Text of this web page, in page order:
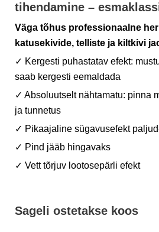
tihendamine –
Väga tõhus professionaalne
katusekivide, telliste ja kiltkivi
✓ Kergesti puhastatav efekt:
saab kergesti eemaldada
✓ Absoluutselt nähtamatu: pinna
ja tunnetus
✓ Pikaajaline sügavusefekt
✓ Pind jääb hingavaks
✓ Vett tõrjuv lootosepärli efekt
Sageli ostetakse koos